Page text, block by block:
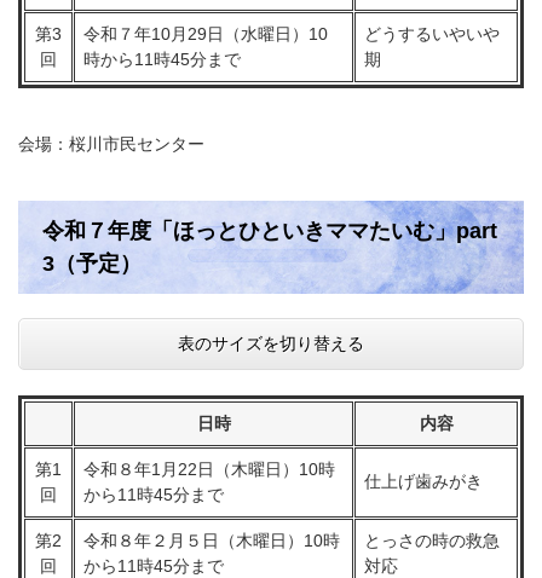
第3
回
令和７年10月29日（水曜日）10
時から11時45分まで
どうするいやいや
期
会場：桜川市民センター
令和７年度「ほっとひといきママたいむ」part
3（予定）
表のサイズを切り替える
日時 内容
第1
回
令和８年1月22日（木曜日）10時
から11時45分まで
仕上げ歯みがき
第2
回
令和８年２月５日（木曜日）10時
から11時45分まで
とっさの時の救急
対応